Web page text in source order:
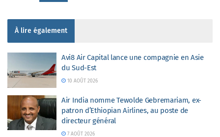
À lire également
Avi8 Air Capital lance une compagnie en Asie
du Sud-Est
10 AOÛT 2026
Air India nomme Tewolde Gebremariam, ex-
patron d’Ethiopian Airlines, au poste de
directeur général
7 AOÛT 2026